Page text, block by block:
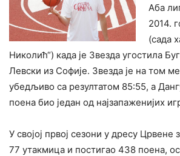
Аба
2014.
(сада
Николић“) када је Звезда угостила
Левски из Софије. Звезда је на том
убедљиво са резултатом 85:55, а
поена био један од најзапаженијих
У својој првој сезони у дресу Црвене
77 утакмица и постигао 438 поена,